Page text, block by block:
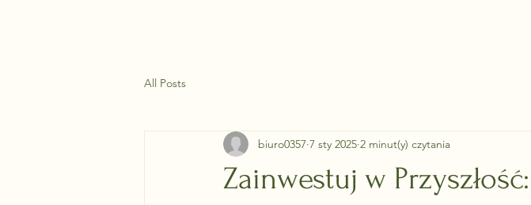
All Posts
Zainwestuj w
biuro0357 7 sty 2025 2 minut(y) czytania